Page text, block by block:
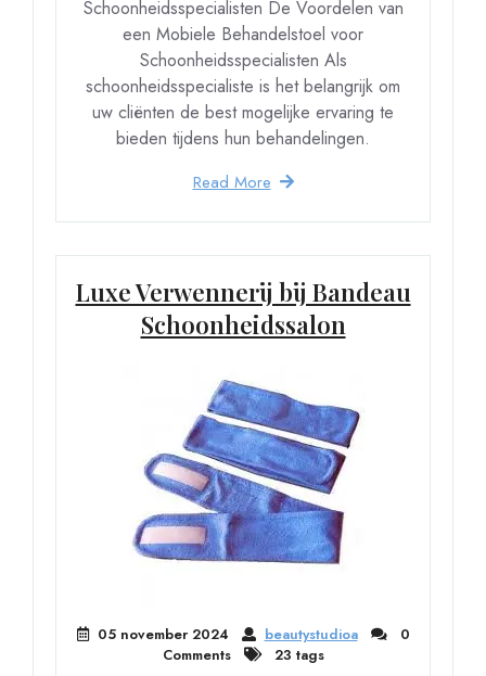
Schoonheidsspecialisten De Voordelen van
een Mobiele Behandelstoel voor
Schoonheidsspecialisten Als
schoonheidsspecialiste is het belangrijk om
uw cliënten de best mogelijke ervaring te
bieden tijdens hun behandelingen.
Read More
Luxe Verwennerij bij Bandeau
Schoonheidssalon
05 november 2024 beautystudioa
0
Comments
23 tags